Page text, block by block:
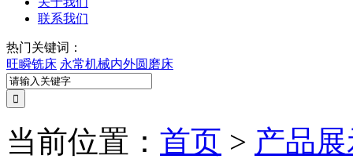
联系我们
热门关键词：
旺瞬铣床 永常机械内外圆磨床
当前位置： 首页 > 产品